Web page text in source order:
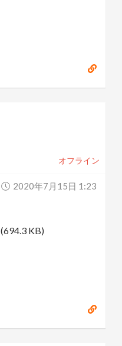
オフライン
2020年7月15日 1:23
(694.3 KB)